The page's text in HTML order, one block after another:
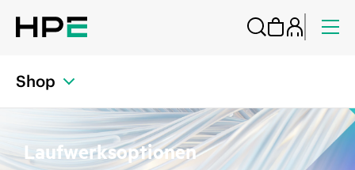
Shop
Laufwerksoptionen